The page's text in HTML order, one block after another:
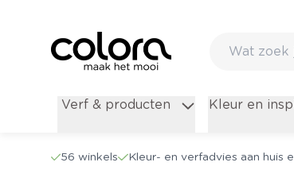
Verf & producten Kleur en
56 winkels Kleur- en verfadvies aan huis